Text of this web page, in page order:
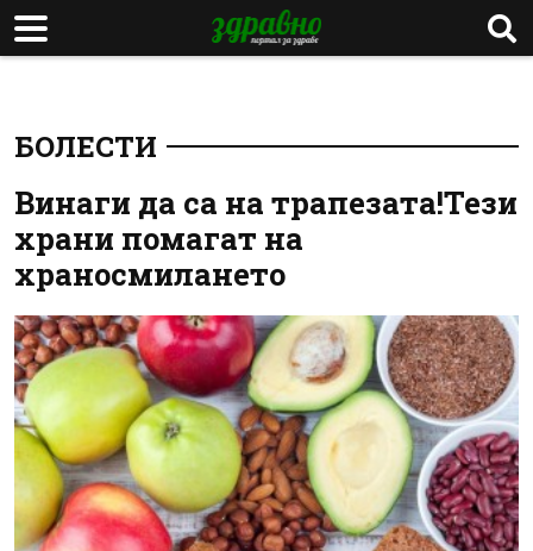
БОЛЕСТИ
Винаги да са на трапезата!Тези
храни помагат на
храносмилането